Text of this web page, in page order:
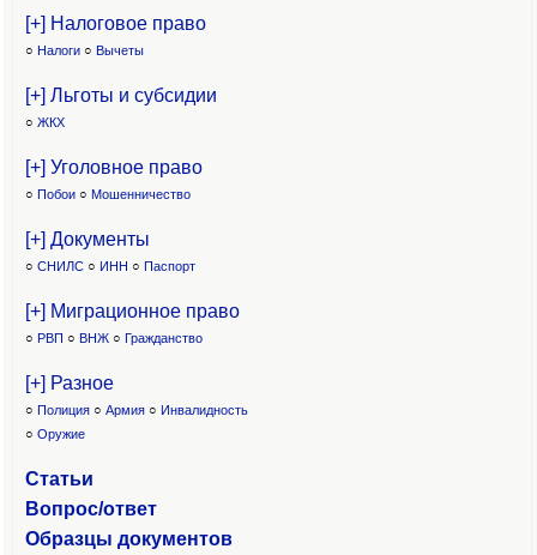
[+] Налоговое право
○ Налоги ○ Вычеты
[+] Льготы и субсидии
○ ЖКХ
[+] Уголовное право
○ Побои ○ Мошенничество
[+] Документы
○ СНИЛС ○ ИНН ○ Паспорт
[+] Миграционное право
○ РВП ○ ВНЖ ○ Гражданство
[+] Разное
○ Полиция ○ Армия ○ Инвалидность
○ Оружие
Статьи
Вопрос/ответ
Образцы документов